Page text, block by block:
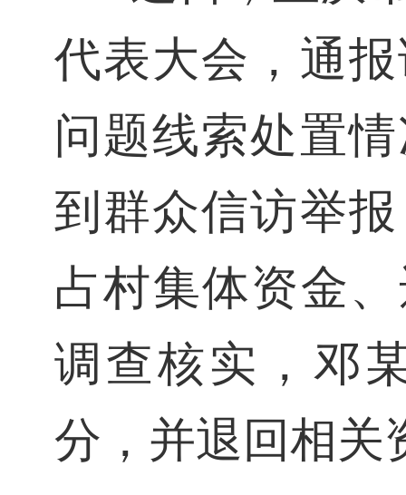
代表大会，通
问题线索处置
到群众信访举
占村集体资金
调查核实，邓
分，并退回相关